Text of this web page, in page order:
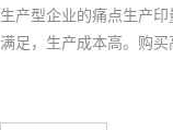
生产型企业的痛点生产
满足，生产成本高。购